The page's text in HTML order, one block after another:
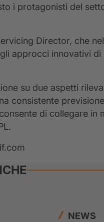
i protagonisti del
Director, che
approcci innovativi
su due aspetti
consistente
di collegare
NEWS